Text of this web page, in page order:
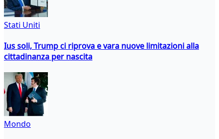
Stati Uniti
Ius soli, Trump ci riprova e vara nuove limitazioni alla
cittadinanza per nascita
Mondo